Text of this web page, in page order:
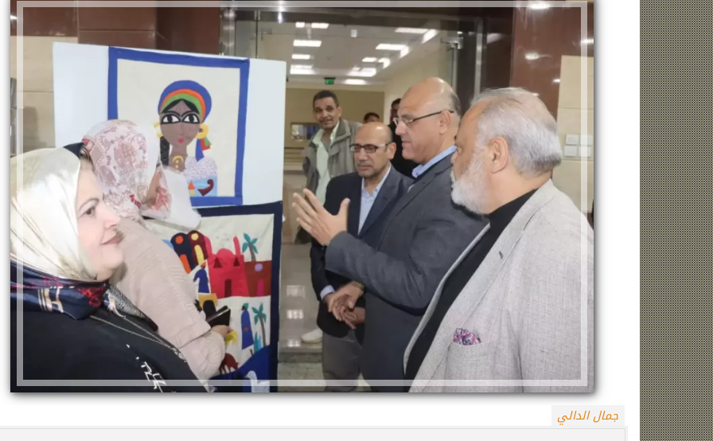
جمال الدالي